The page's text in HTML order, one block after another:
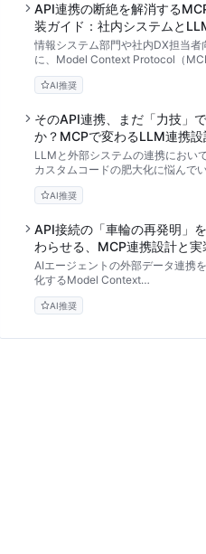
API連携の断絶を解消する
装ガイド：社内システムと
つなぐ設計手法
情報システム部門や社内DX担当者
に、Model Context Protocol（
を用いて既存の社内REST APIを
安全に連携する設計手法を解説。
の定義、セキュリティ対策まで、実
使えるハンズオンチュートリアルで
AI推奨
そのAPI連携、まだ「力技」
か？MCPで変わるLLM連携設
実践アプローチ
LLMと外部システムの連携において
カスタムコードの肥大化に悩んで
んか？Anthropicが提唱する標準規格
「MCP」のアーキテクチャから、
フレームワークまで、技術リーダー
に体系的に解説します。
AI推奨
API接続の「車輪の再発明」
わらせる、MCP連携設計と実
標準アプローチ
AIエージェントの外部データ連携
化するModel Context
Protocol（MCP）の設計手法を解
既存APIを再利用可能な形で標準化
テップとベストプラクティスを提
AI推奨